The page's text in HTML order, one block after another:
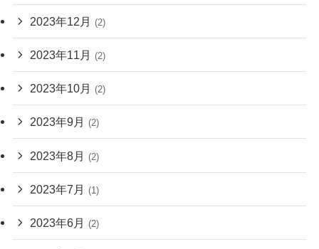
2023年12月 (2)
2023年11月 (2)
2023年10月 (2)
2023年9月 (2)
2023年8月 (2)
2023年7月 (1)
2023年6月 (2)